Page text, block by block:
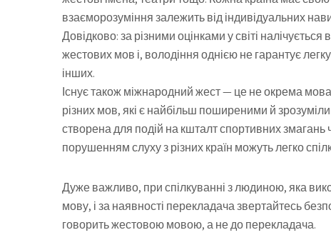
взаєморозуміння залежить від індивідуальних
Довідково: за різними оцінками у світі налічується
жестових мов і, володіння однією не гарантує
інших.
Існує також міжнародний жест — це не окрема мова,
різних мов, які є найбільш поширеними й
створена для подій на кшталт спортивних змагань
порушенням слуху з різних країн можуть легко
Дуже важливо, при спілкуванні з людиною, яка
мову, і за наявності перекладача звертайтесь
говорить жестовою мовою, а не до перекладача.